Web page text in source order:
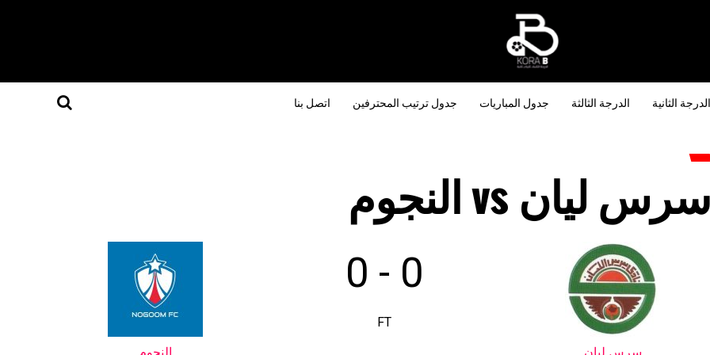
الدرجة الثانية الدرجة الثالثة جدول المباريات جدول ترتيب المحترفين اتصل بنا
سرس ليان vs النجوم
0
-
0
FT